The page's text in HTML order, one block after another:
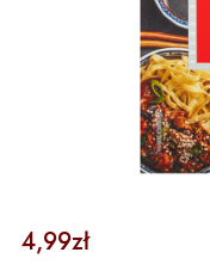
4,99zł